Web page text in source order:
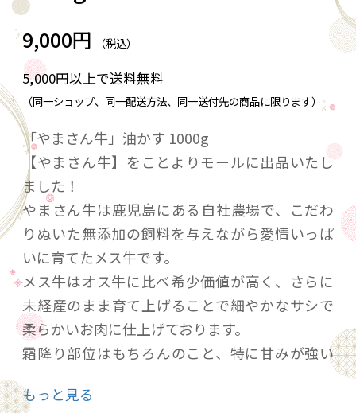
9,000円 （税込）
5,000円以上で送料無料
（同一ショップ、同一配送方法、同一送付先の商品に限ります）
「やまさん牛」油かす 1000g
【やまさん牛】をことよりモールに出品いたし
ました！
やまさん牛は鹿児島にある自社農場で、こだわ
りぬいた無添加の飼料を与えながら愛情いっぱ
いに育てたメス牛です。
メス牛はオス牛に比べ希少価値が高く、さらに
未経産のまま育て上げることで細やかなサシで
柔らかいお肉に仕上げております。
霜降り部位はもちろんのこと、特に甘みが強い
もっと見る